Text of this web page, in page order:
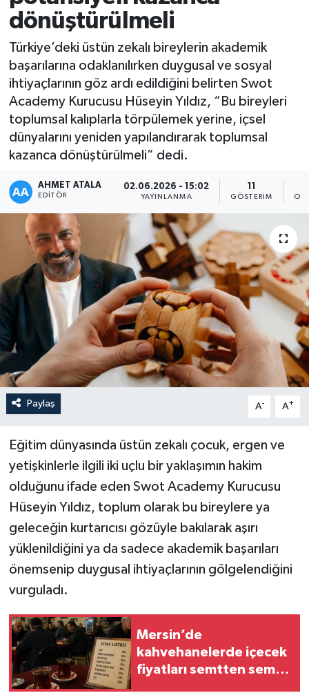
dönüştürülmeli
Türkiye’deki üstün zekalı bireylerin akademik
başarılarına odaklanılırken duygusal ve sosyal
ihtiyaçlarının göz ardı edildiğini belirten Swot
Academy Kurucusu Hüseyin Yıldız, “Bu bireyleri
toplumsal kalıplarla törpülemek yerine, içsel
dünyalarını yeniden yapılandırarak toplumsal
kazanca dönüştürülmeli” dedi.
AHMET ATALA
EDITÖR
02.06.2026 - 15:02
YAYINLANMA GÖSTERIM
Paylaş A- A+
Eğitim dünyasında üstün zekalı çocuk, ergen ve
yetişkinlerle ilgili iki uçlu bir yaklaşımın hakim
olduğunu ifade eden Swot Academy Kurucusu
Hüseyin Yıldız, toplum olarak bu bireylere ya
geleceğin kurtarıcısı gözüyle bakılarak aşırı
yüklenildiğini ya da sadece akademik başarıları
önemsenip duygusal ihtiyaçlarının gölgelendiğini
vurguladı.
Mersin’de
kahvehanelerde içecek
fiyatları semtten semte